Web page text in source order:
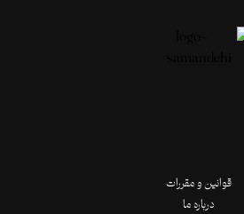
قوانین و مقررات
درباره ما